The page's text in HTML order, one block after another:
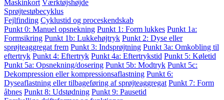
Maskinkort Værktøjshøjde
Sprøjtestøbecyklus
Fejlfinding Cyklustid og proceskendskab
Punkt 0: Manuel opsnekning Punkt 1: Form lukkes Punkt 1a:
Formsikring Punkt 1b: Lukkehøjtryk Punkt 2: Dyse eller
sprøjteaggregat frem Punkt 3: Indsprøjtning Punkt 3a: Omkobling til
eftertryk Punkt 4: Eftertryk Punkt 4a: Eftertrykstid Punkt 5: Køletid
Punkt 5a: Opsnekning/dosering Punkt 5b: Modtryk Punkt 5c:
Dekompression eller kompressionsaflastning Punkt 6:
Dyseaflastning eller tilbageføring af sprøjteaggregat Punkt 7: Form
åbnes Punkt 8: Udstødning Punkt 9: Pausetid